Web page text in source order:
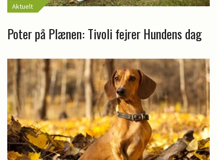
Aktuelt
Poter på Plænen: Tivoli fejrer Hundens dag